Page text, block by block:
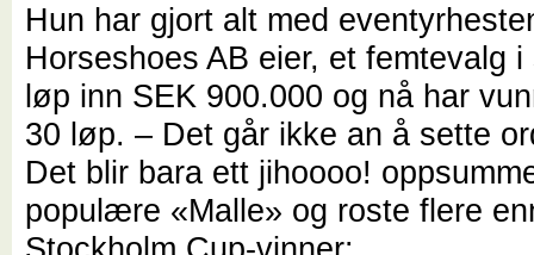
Hun har gjort alt med
Horseshoes AB eier, et femtevalg
løp inn SEK 900.000 og nå har
30 løp. – Det går ikke an å sette
Det blir bara ett jihoooo!
populære «Malle» og roste flere